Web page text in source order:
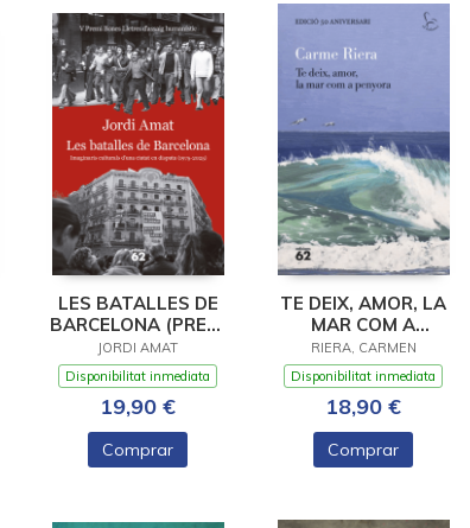
LES BATALLES DE
BARCELONA (PREMI
ASSAIG BONES LLET
JORDI AMAT
Disponibilitat inmediata
19,90 €
Comprar
TE DEIX, AMOR, LA
MAR COM A
PENYORA
RIERA, CARMEN
Disponibilitat inmediata
18,90 €
Comprar